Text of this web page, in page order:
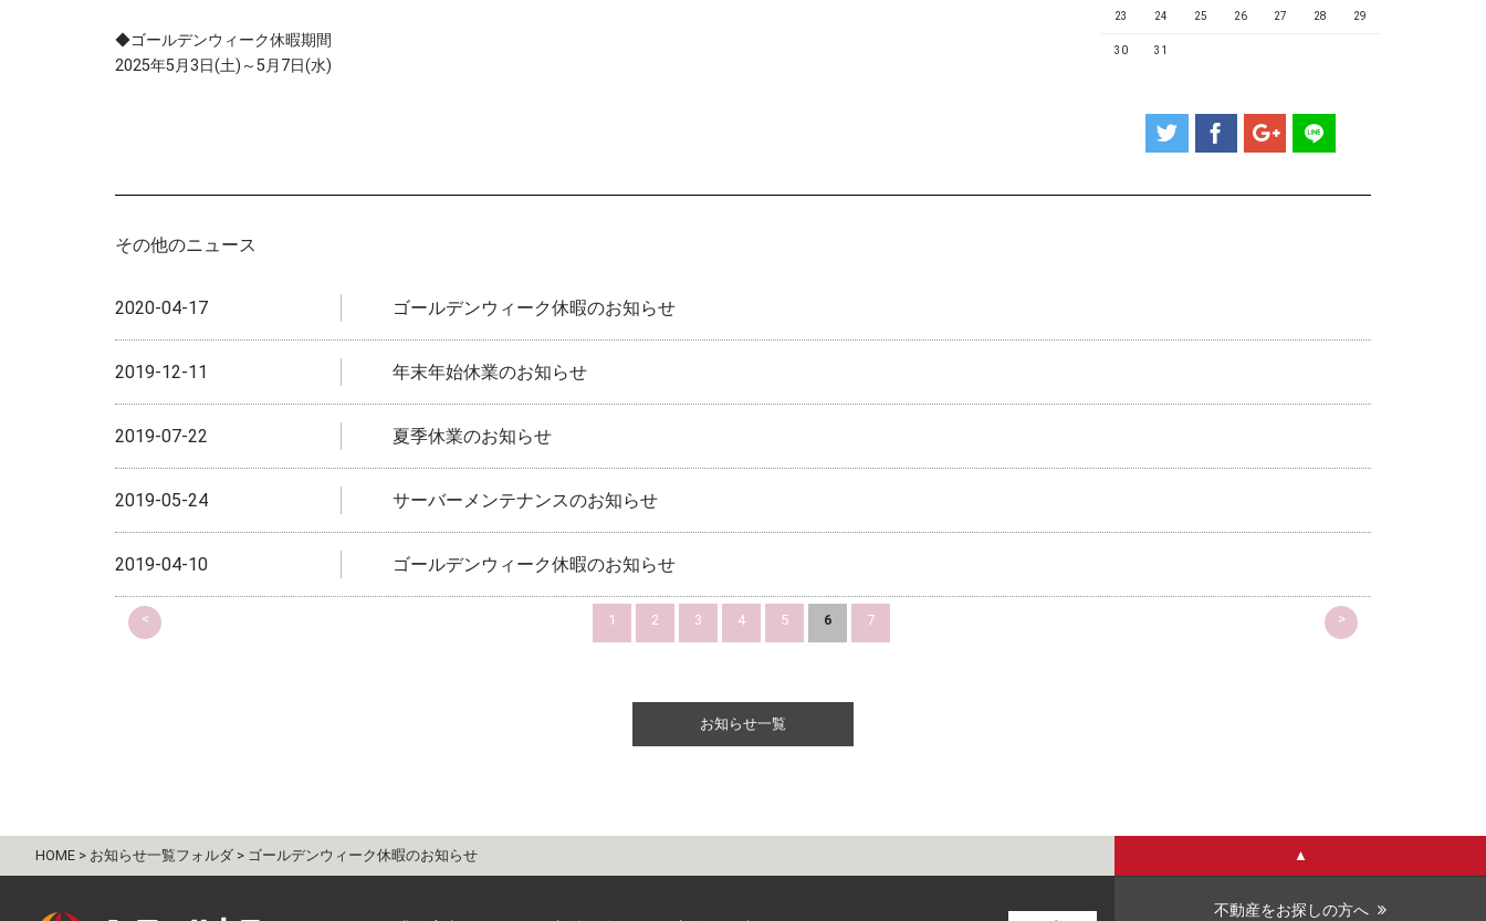
◆ゴールデンウィーク休暇期間
2025年5月3日(土)～5月7日(水)
23 24 25 26 27 28 29
30 31
その他のニュース
2020-04-17 ゴールデンウィーク休暇のお知らせ
2019-12-11 年末年始休業のお知らせ
2019-07-22 夏季休業のお知らせ
2019-05-24 サーバーメンテナンスのお知らせ
2019-04-10 ゴールデンウィーク休暇のお知らせ
< 1 2 3 4 5 6 7 >
お知らせ一覧
HOME > お知らせ一覧フォルダ > ゴールデンウィーク休暇のお知らせ ▲
不動産をお探しの方へ